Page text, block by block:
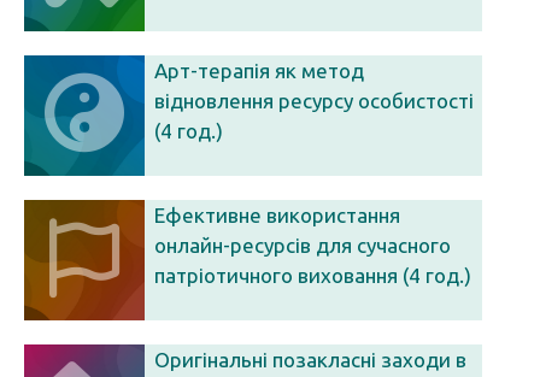
Арт-терапія як метод
відновлення ресурсу особистості
(4 год.)
Ефективне використання
онлайн-ресурсів для сучасного
патріотичного виховання (4 год.)
Оригінальні позакласні заходи в